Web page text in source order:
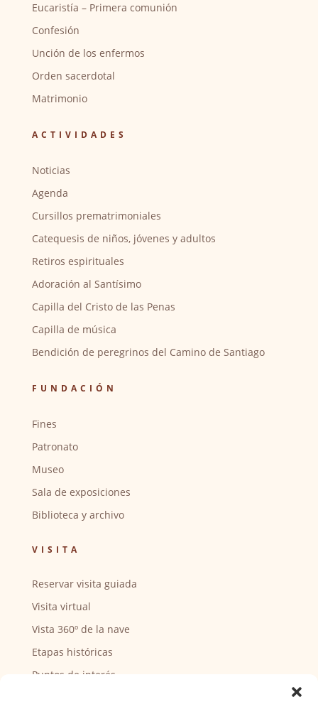
Eucaristía – Primera comunión
Confesión
Unción de los enfermos
Orden sacerdotal
Matrimonio
ACTIVIDADES
Noticias
Agenda
Cursillos prematrimoniales
Catequesis de niños, jóvenes y adultos
Retiros espirituales
Adoración al Santísimo
Capilla del Cristo de las Penas
Capilla de música
Bendición de peregrinos del Camino de Santiago
FUNDACIÓN
Fines
Patronato
Museo
Sala de exposiciones
Biblioteca y archivo
VISITA
Reservar visita guiada
Visita virtual
Vista 360º de la nave
Etapas históricas
Puntos de interés